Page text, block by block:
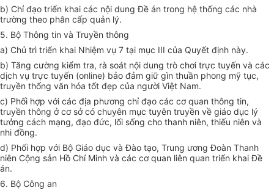
b) Chỉ đạo triển khai các nội dung Đề án trong hệ thống các nhà
trường theo phân cấp quản lý.
5. Bộ Thông tin và Truyền thông
a) Chủ trì triển khai Nhiệm vụ 7 tại mục III của Quyết định này.
b) Tăng cường kiểm tra, rà soát nội dung trò chơi trực tuyến và các
dịch vụ trực tuyến (online) bảo đảm giữ gìn thuần phong mỹ tục,
truyền thống văn hóa tốt đẹp của người Việt Nam.
c) Phối hợp với các địa phương chỉ đạo các cơ quan thông tin,
truyền thông ở cơ sở có chuyên mục tuyên truyền về giáo dục lý
tưởng cách mạng, đạo đức, lối sống cho thanh niên, thiếu niên và
nhi đồng.
d) Phối hợp với Bộ Giáo dục và Đào tạo, Trung ương Đoàn Thanh
niên Cộng sản Hồ Chí Minh và các cơ quan liên quan triển khaiĐề
án.
6. Bộ Công an